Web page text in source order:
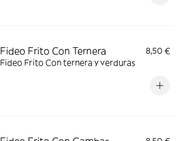
Fideo Frito Con Ternera
8,50 €
Fideo Frito Con ternera y verduras